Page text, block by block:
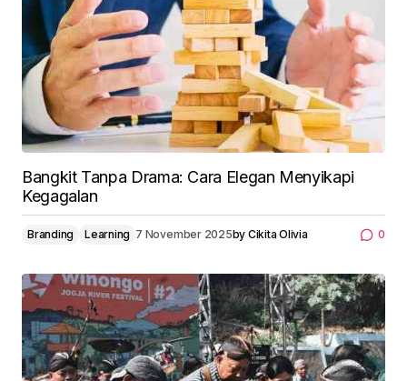
Bangkit Tanpa Drama: Cara Elegan Menyikapi
Kegagalan
Branding Learning 7 November 2025by Cikita Olivia 0